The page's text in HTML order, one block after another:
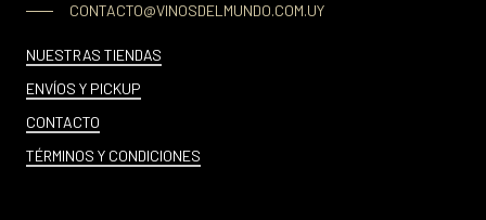
CONTACTO@VINOSDELMUNDO.COM.UY
NUESTRAS TIENDAS
ENVÍOS Y PICKUP
CONTACTO
TÉRMINOS Y CONDICIONES